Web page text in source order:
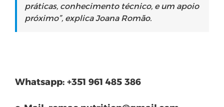
práticas, conhecimento técnico, e um apoio
próximo”, explica Joana Romão.
Whatsapp: +351 961 485 386